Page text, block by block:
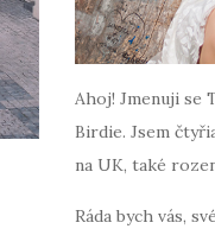
Ahoj! Jmenuji se
Birdie. Jsem
na UK, také
Ráda bych vás,